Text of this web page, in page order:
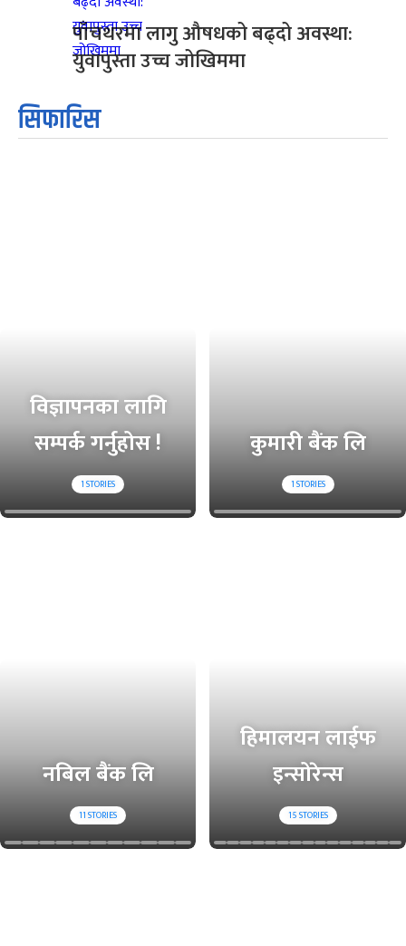
पाँचथरमा लागु औषधको बढ्दो अवस्था:
युवापुस्ता उच्च जोखिममा
सिफारिस
विज्ञापनका लागि
सम्पर्क गर्नुहोस !
1STORIES
कुमारी बैंक लि
1STORIES
नबिल बैंक लि
11STORIES
हिमालयन लाईफ
इन्सोरेन्स
15STORIES